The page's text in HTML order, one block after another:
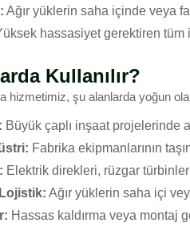
Ağır yüklerin saha içinde veya
hassasiyet gerektiren
Kullanılır?
hizmetimiz, şu alanlarda yoğun
Büyük çaplı inşaat projelerinde
Fabrika ekipmanlarının
Elektrik direkleri, rüzgar
Lojistik: Ağır yüklerin saha içi
Hassas kaldırma veya montaj